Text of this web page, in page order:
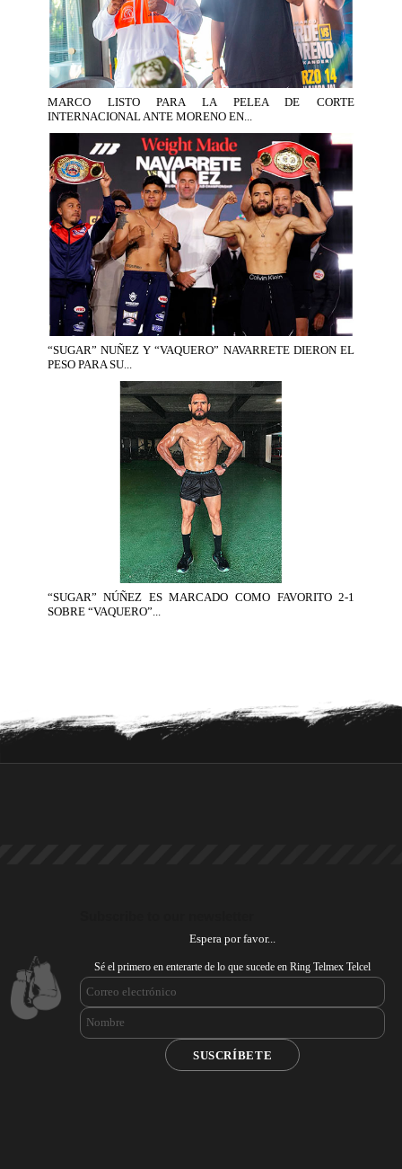
MARCO LISTO PARA LA PELEA DE CORTE
INTERNACIONAL ANTE MORENO EN...
“SUGAR” NUÑEZ Y “VAQUERO” NAVARRETE DIERON EL
PESO PARA SU...
“SUGAR” NÚÑEZ ES MARCADO COMO FAVORITO 2-1
SOBRE “VAQUERO”...
Espera por favor...
Sé el primero en enterarte de lo que sucede en Ring Telmex Telcel